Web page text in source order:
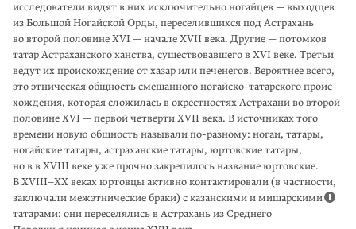
исследователи видят в них исключительно ногайцев — выходцев
из Большой Ногайской Орды, переселив­шихся под Астрахань
во второй половине XVI — начале XVII века. Другие — потомков
татар Астраханского ханства, существо­вавшего в XVI веке. Третьи
ведут их происхождение от хазар или печенегов. Вероятнее всего,
это этническая общность смешанного ногайско-татарского проис­
хождения, которая сложилась в окрестностях Астрахани во второй
половине XVI — первой четверти XVII века. В источни­ках того
времени новую общность называлипо-разному: ногаи, татары,
ногайские татары, астраханские татары, юртовские татары,
но в в XVIII веке уже прочно закрепилось название юртовские.
ВXVIII–XXвеках юртовцы активно контактировали (в частности,
заключали межэтни­ческие браки) с казанскими и мишарскими
татарами: они пересе­лялись в Астрахань из Среднего